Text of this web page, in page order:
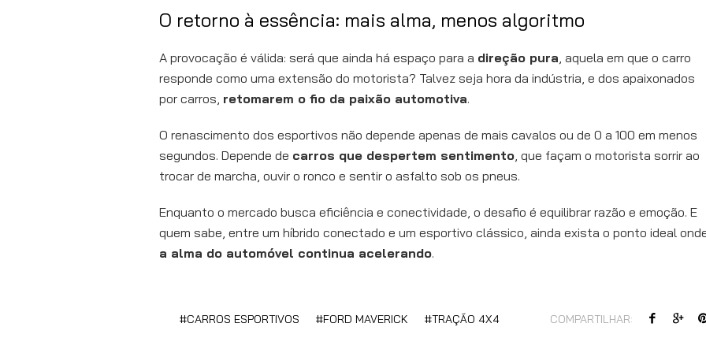
O retorno à essência: mais alma, menos algoritmo
A provocação é válida: será que ainda há espaço para a direção pura, aquela em que o carro
responde como uma extensão do motorista? Talvez seja hora da indústria, e dos apaixonados
por carros, retomarem o fio da paixão automotiva.
O renascimento dos esportivos não depende apenas de mais cavalos ou de 0 a 100 em menos
segundos. Depende de carros que despertem sentimento, que façam o motorista sorrir ao
trocar de marcha, ouvir o ronco e sentir o asfalto sob os pneus.
Enquanto o mercado busca eficiência e conectividade, o desafio é equilibrar razão e emoção. E
quem sabe, entre um híbrido conectado e um esportivo clássico, ainda exista o ponto ideal
a alma do automóvel continua acelerando.
COMPARTILHAR:
CARROS ESPORTIVOS FORD MAVERICK TRAÇÃO 4X4